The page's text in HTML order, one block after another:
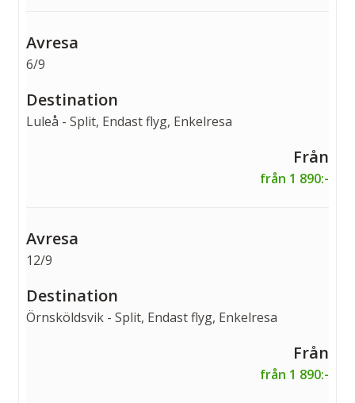
6/9
Luleå - Split, Endast flyg, Enkelresa
från 1 890:-
12/9
Örnsköldsvik - Split, Endast flyg, Enkelresa
från 1 890:-